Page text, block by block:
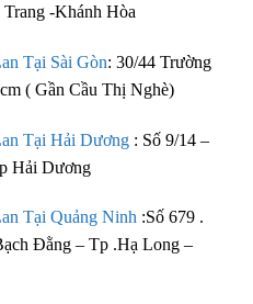
-Khánh Hòa
Tại Sài Gòn: 30/44 Trường
( Gần Cầu Thị Nghè)
Tại Hải Dương : Số 9/14 –
Hải Dương
Tại Quảng Ninh :Số 679 .
Đằng – Tp .Hạ Long –